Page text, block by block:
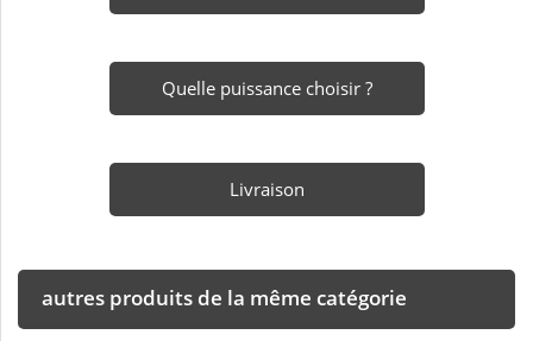
Quelle puissance choisir ?
Livraison
autres produits de la même catégorie